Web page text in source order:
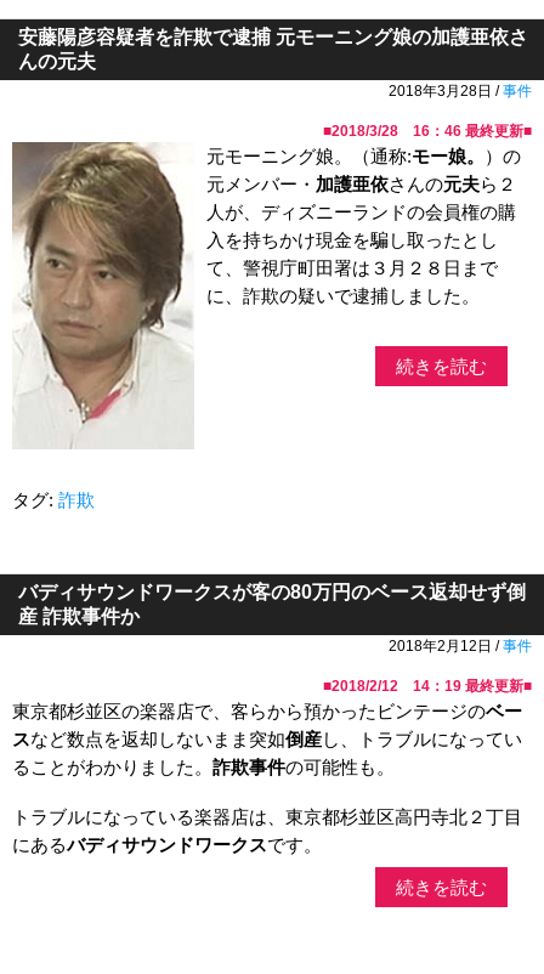
安藤陽彦容疑者を詐欺で逮捕 元モーニング娘の加護亜依さ
んの元夫
2018年3月28日 /事件
■2018/3/28 16：46 最終更新■
元モーニング娘。（通称:モー娘。
）の
元メンバー・ 加護亜依さんの元夫ら２
人が、ディズニーランドの会員権の購
入を持ちかけ現金を騙し取ったとし
て、警視庁町田署は３月２８日まで
に、詐欺の疑いで逮捕しました。
続きを読む
タグ: 詐欺
バディサウンドワークスが客の80万円のベース返却せず倒
産 詐欺事件か
2018年2月12日 /事件
■2018/2/12 14：19 最終更新■
東京都杉並区の楽器店で、客らから預かったビンテージのベー
スなど数点を返却しないまま突如倒産し、トラブルになってい
ることがわかりました。 詐欺事件の可能性も。
トラブルになっている楽器店は、東京都杉並区高円寺北２丁目
にあるバディサウンドワークスです。
続きを読む